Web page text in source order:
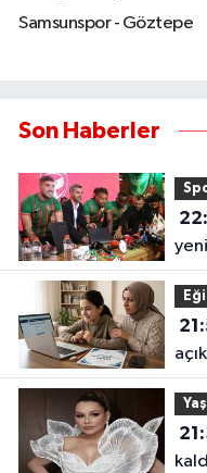
Samsunspor - Göztepe
Son Haberler